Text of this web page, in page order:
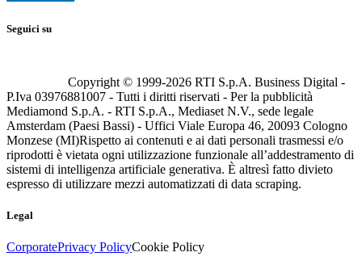
Seguici su
Copyright © 1999-2026 RTI S.p.A. Business Digital -
P.Iva 03976881007 - Tutti i diritti riservati - Per la pubblicità
Mediamond S.p.A. - RTI S.p.A., Mediaset N.V., sede legale
Amsterdam (Paesi Bassi) - Uffici Viale Europa 46, 20093 Cologno
Monzese (MI)Rispetto ai contenuti e ai dati personali trasmessi e/o
riprodotti è vietata ogni utilizzazione funzionale all’addestramento di
sistemi di intelligenza artificiale generativa. È altresì fatto divieto
espresso di utilizzare mezzi automatizzati di data scraping.
Legal
CorporatePrivacy PolicyCookie Policy